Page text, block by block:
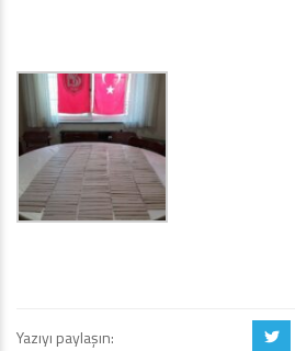
Yazıyı paylaşın: a